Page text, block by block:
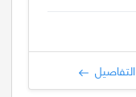
التفاصيل